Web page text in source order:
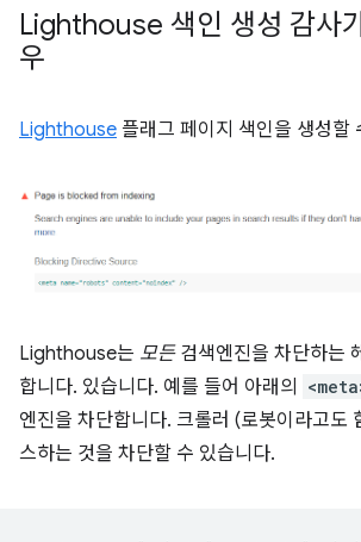
Lighthouse 색인 생성 감사
우
Lighthouse 플래그 페이지 색인을 생성할
Lighthouse는 모든검색엔진을 차단하는
합니다. 있습니다. 예를 들어 아래의
엔진을 차단합니다. 크롤러 (로봇이라고도
스하는 것을 차단할 수 있습니다.